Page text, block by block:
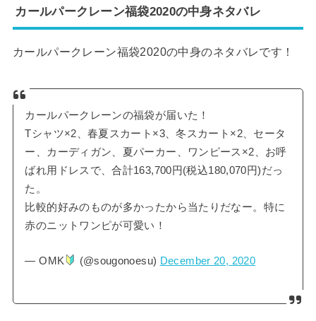
カールパークレーン福袋2020の中身ネタバレ
カールパークレーン福袋2020の中身のネタバレです！
カールパークレーンの福袋が届いた！
Tシャツ×2、春夏スカート×3、冬スカート×2、セータ
ー、カーディガン、夏パーカー、ワンピース×2、お呼
ばれ用ドレスで、合計163,700円(税込180,070円)だっ
た。
比較的好みのものが多かったから当たりだなー。特に
赤のニットワンピが可愛い！
— OMK (@sougonoesu) December 20, 2020